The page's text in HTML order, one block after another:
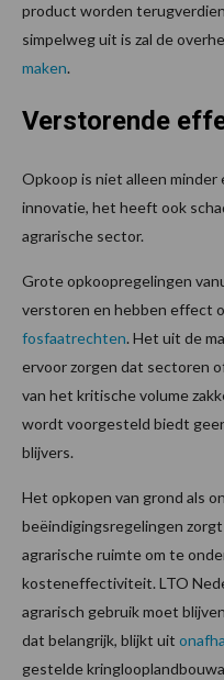
product worden
simpelweg uit is zal de
maken.
Verstorende
Opkoop is niet alleen
innovatie, het heeft ook
agrarische sector.
Grote opkoopregelingen
verstoren en hebben effect
fosfaatrechten. Het uit de
ervoor zorgen dat sectoren
van het kritische volume
wordt voorgesteld biedt
blijvers.
Het opkopen van grond als
beëindigingsregelingen
agrarische ruimte om te
kosteneffectiviteit. LTO
agrarisch gebruik moet
dat belangrijk, blijkt uit
gestelde